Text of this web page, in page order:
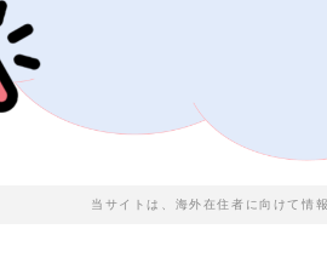
当サイトは、海外在住者に向けて情